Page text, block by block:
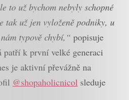
to už bychom nebyly schopné
tak už jen vyloženě podniky, u
typově chybí,“ popisuje
k první velké generaci
je aktivní převážně na
@shopaholicnicol sleduje